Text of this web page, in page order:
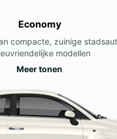
Economy
compacte, zuinige
modellen
Meer tonen